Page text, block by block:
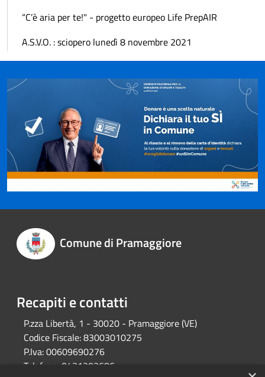
“C’è aria per te!" - progetto europeo Life PrepAIR
A.S.V.O. : sciopero lunedì 8 novembre 2021
Comune di Pramaggiore
Recapiti e contatti
P.zza Libertà, 1 - 30020 - Pramaggiore (VE)
Codice Fiscale:83003010275
P.Iva:00609690276
Telefono: 0421203686